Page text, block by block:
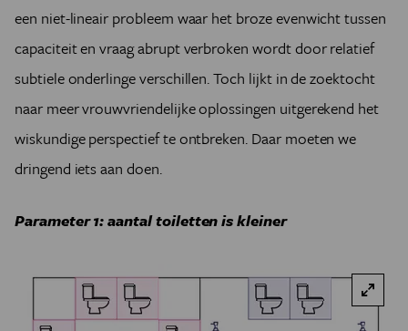
een niet-lineair probleem waar het broze evenwicht tussen
capaciteit en vraag abrupt verbroken wordt door relatief
subtiele onderlinge verschillen. Toch lijkt in de zoektocht
naar meer vrouwvriendelijke oplossingen uitgerekend het
wiskundige perspectief te ontbreken. Daar moeten we
dringend iets aan doen.
Parameter 1: aantal toiletten is kleiner